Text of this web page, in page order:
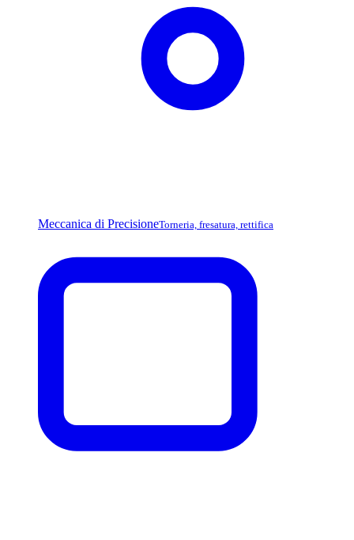
Meccanica di PrecisioneTorneria, fresatura, rettifica